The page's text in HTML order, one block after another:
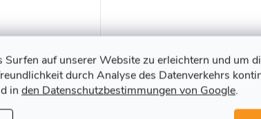
auf unserer Website zu erleichtern und um
durch Analyse des Datenverkehrs
in den Datenschutzbestimmungen von Google.
für Sichel
250 und
Japanischer doppelseitiger
Schleifstein SK11 -
150 und 1000